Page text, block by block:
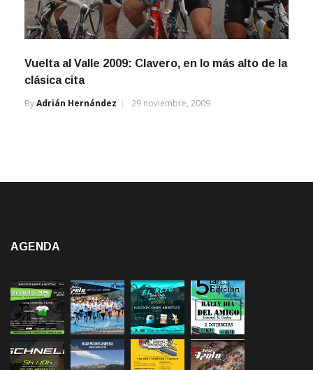
Vuelta al Valle 2009: Clavero, en lo más alto de la
clásica cita
ByAdrián Hernández 29 noviembre, 2009
AGENDA